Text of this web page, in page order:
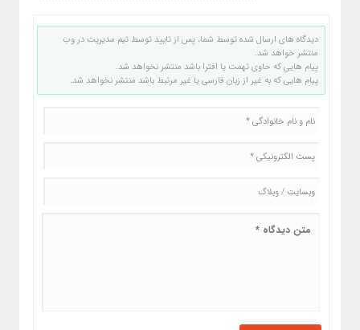
دیدگاه های ارسال شده توسط شما، پس از تایید توسط تیم مدیریت در وب
منتشر خواهد شد.
پیام هایی که حاوی تهمت یا افترا باشد منتشر نخواهد شد.
پیام هایی که به غیر از زبان فارسی یا غیر مرتبط باشد منتشر نخواهد شد.